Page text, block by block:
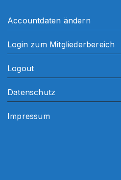
Accountdaten ändern
Login zum Mitgliederbereich
Logout
Datenschutz
Impressum